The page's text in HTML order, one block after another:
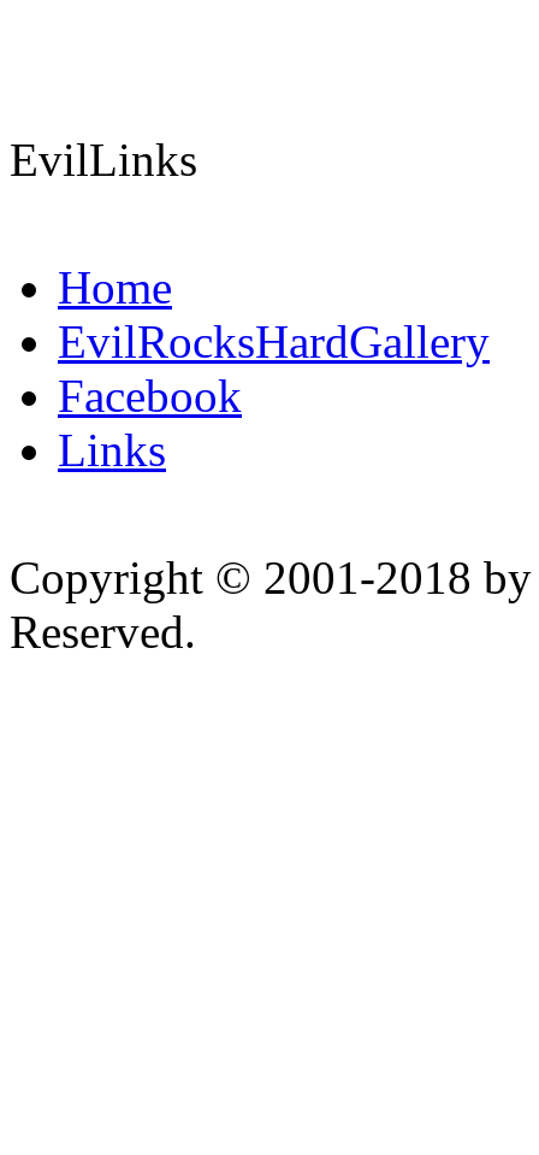
EvilLinks
Home
EvilRocksHardGallery
Facebook
Links
Copyright © 2001-2018
Reserved.